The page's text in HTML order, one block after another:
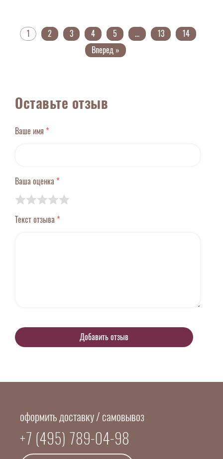
1 2 3 4 5 ... 13
14
Вперед »
Оставьте отзыв
Ваше имя *
Ваша оценка *
Текст отзыва *
оформить доставку / самовывоз
+7 (495) 789-04-98